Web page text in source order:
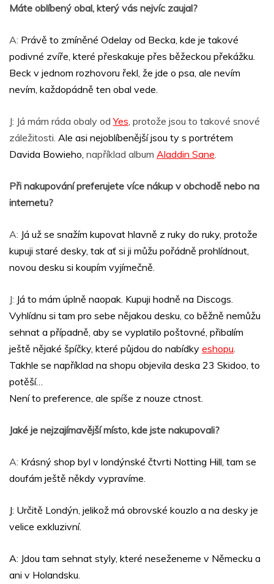
Máte oblíbený obal, který vás nejvíc zaujal?
A: Právě to zmíněné Odelay od Becka, kde je takové
podivné zvíře, které přeskakuje přes běžeckou překážku.
Beck v jednom rozhovoru řekl, že jde o psa, ale nevím
nevím, každopádně ten obal vede.
J: Já mám ráda obaly odYes , protože jsou to takové snové
záležitosti. Ale asi nejoblíbenější jsou ty s portrétem
Davida Bowieho, například album Aladdin Sane
Při nakupování preferujete více nákup v obchodě nebo na
internetu?
A: Já už se snažím kupovat hlavně z ruky do ruky, protože
kupuji staré desky, tak ať si ji můžu pořádně prohlídnout,
novou desku si koupím vyjímečně.
J: Já to mám úplně naopak. Kupuji hodně na Discogs.
Vyhlídnu si tam pro sebe nějakou desku, co běžně nemůžu
sehnat a případně, aby se vyplatilo poštovné, přibalím
ještě nějaké špíčky, které půjdou do nabídky eshopu
Takhle se například na shopu objevila deska 23 Skidoo, to
potěší…
Není to preference, ale spíše z nouze ctnost.
Jaké je nejzajímavější místo, kde jste nakupovali?
A: Krásný shop byl v londýnské čtvrti Notting Hill, tam se
doufám ještě někdy vypravíme.
J: Určitě Londýn, jelikož má obrovské kouzlo a na desky je
velice exkluzivní.
A: Jdou tam sehnat styly, které neseženeme v Německu a
ani v Holandsku.